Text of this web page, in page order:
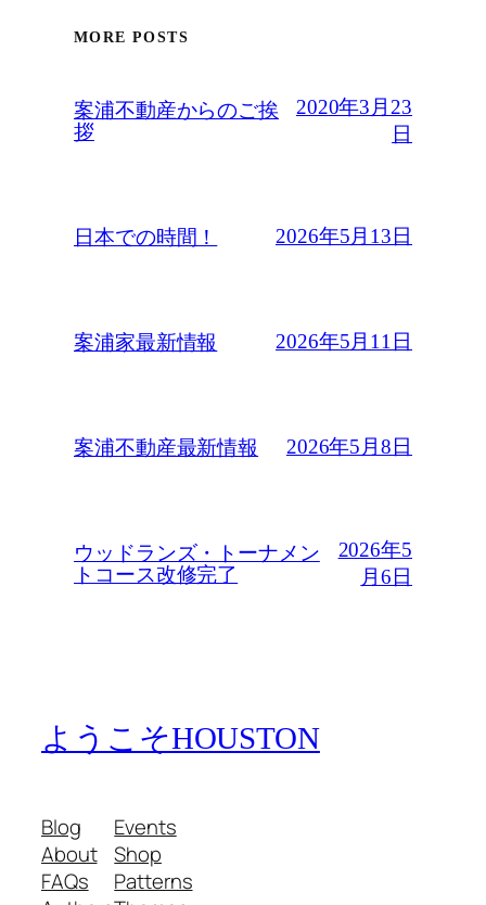
MORE POSTS
案浦不動産からのご挨
拶
2020年3月23
日
日本での時間！ 2026年5月13日
案浦家最新情報 2026年5月11日
案浦不動産最新情報 2026年5月8日
ウッドランズ・トーナメン
トコース改修完了
2026年5
月6日
ようこそHOUSTON
Blog
About
FAQs
Events
Shop
Patterns